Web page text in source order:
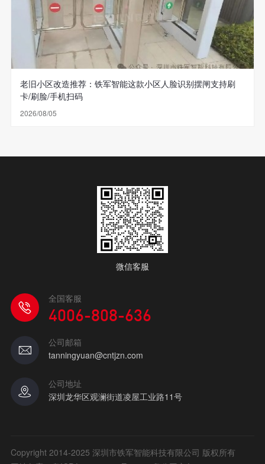
老旧小区改造推荐：铁军智能这款小区人脸识别摆闸支持刷
卡/刷脸/手机扫码
2026/08/05
微信客服
全国客服
4006-808-636
公司邮箱
tanningyuan@cntjzn.com
公司地址
深圳龙华区观澜街道凌屋工业路11号
Copyright 2014-2025 深圳市铁军智能科技有限公司 版权所有